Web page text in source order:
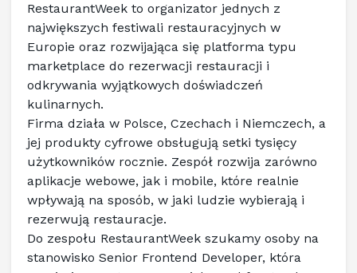
RestaurantWeek to organizator jednych z
największych festiwali restauracyjnych w
Europie oraz rozwijająca się platforma typu
marketplace do rezerwacji restauracji i
odkrywania wyjątkowych doświadczeń
kulinarnych.
Firma działa w Polsce, Czechach i Niemczech, a
jej produkty cyfrowe obsługują setki tysięcy
użytkowników rocznie. Zespół rozwija zarówno
aplikacje webowe, jak i mobile, które realnie
wpływają na sposób, w jaki ludzie wybierają i
rezerwują restauracje.
Do zespołu RestaurantWeek szukamy osoby na
stanowisko Senior Frontend Developer, która